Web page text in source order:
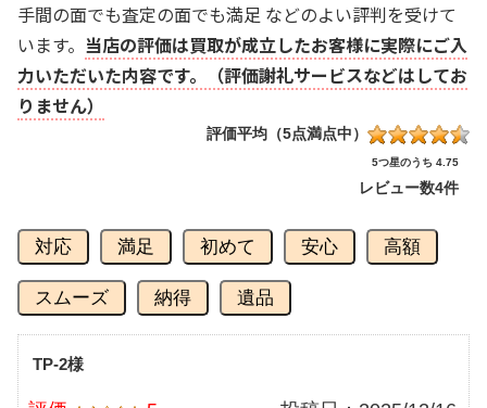
手間の面でも査定の面でも満足 などのよい評判を受けて
います。 当店の評価は買取が成立したお客様に実際にご入
力いただいた内容です。（評価謝礼サービスなどはしてお
りません）
評価平均（5点満点中）
5つ星のうち 4.75
レビュー数4件
対応 満足 初めて 安心 高額
スムーズ 納得 遺品
TP-2様